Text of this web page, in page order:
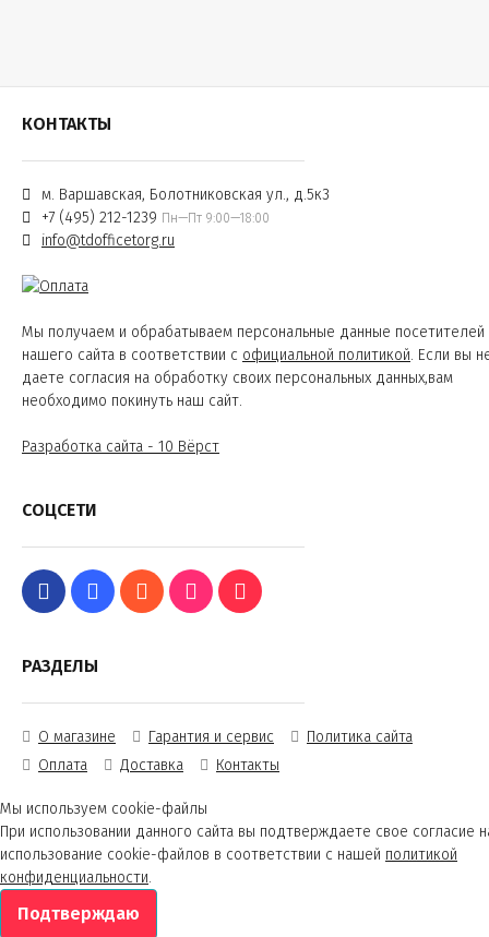
КОНТАКТЫ
м. Варшавская, Болотниковская ул., д.5к3
+7 (495) 212-1239 Пн—Пт 9:00—18:00
info@tdofficetorg.ru
Мы получаем и обрабатываем персональные данные посетителей
нашего сайта в соответствии с официальной политикой. Если вы
даете согласия на обработку своих персональных данных,вам
необходимо покинуть наш сайт.
Разработка сайта - 10 Вёрст
СОЦСЕТИ
РАЗДЕЛЫ
О магазине Гарантия и сервис
Политика сайта
Оплата
Доставка Контакты
Мы используем cookie-файлы
При использовании данного сайта вы подтверждаете свое согласие
использование cookie-файлов в соответствии с нашей политикой
конфиденциальности.
Подтверждаю